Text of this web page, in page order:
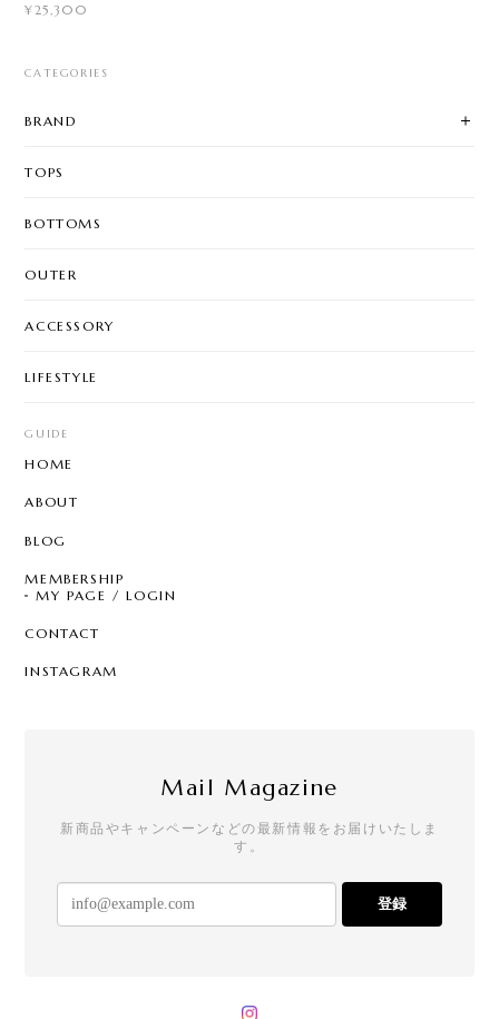
¥25,300
CATEGORIES
BRAND
TOPS
BOTTOMS
OUTER
ACCESSORY
LIFESTYLE
GUIDE
HOME
ABOUT
BLOG
MEMBERSHIP
MY PAGE / LOGIN
CONTACT
INSTAGRAM
Mail Magazine
新商品やキャンペーンなどの最新情報をお届けいたしま
す。
登録